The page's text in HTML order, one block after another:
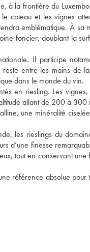
à la frontière du
coteau et les vignes
emblématique. À sa
foncier, doublant la
Il participe
reste entre les mains de
dans le monde du vin.
en riesling. Les
allant de 200 à 300
une minéralité
les rieslings du
d’une finesse
tout en conservant une
référence absolue pour